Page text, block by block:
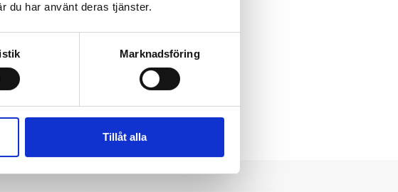
du har använt deras tjänster.
Marknadsföring
Tillåt alla
en stark lokal närvaro i Somali-
internationella aktörer har
stöd som försvinner för